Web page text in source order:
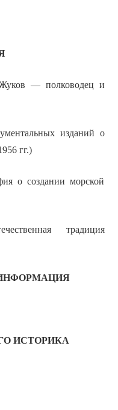
— полководец и
изданий о
гг.)
создании морской
традиция
ИСТОРИКА